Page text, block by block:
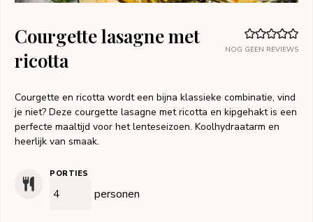
NOG GEEN REVIEWS
Courgette lasagne met
ricotta
Courgette en ricotta wordt een bijna klassieke combinatie, vind
je niet? Deze courgette lasagne met ricotta en kipgehakt is een
perfecte maaltijd voor het lenteseizoen. Koolhydraatarm en
heerlijk van smaak.
PORTIES
personen